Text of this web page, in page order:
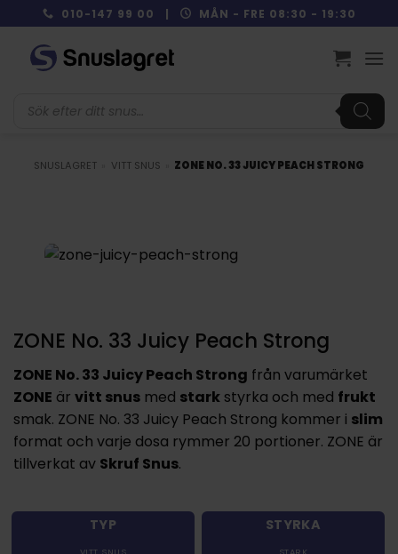
to
content
010-147 99 00 | MÅN - FRE 08:30 - 19:30
SNUSLAGRET VITT SNUS ZONE NO. 33 JUICY PEACH STRONG
ZONE No. 33 Juicy Peach Strong
ZONE No. 33 Juicy Peach Strong från varumärket
ZONE är vitt snus med stark styrka och med frukt
smak. ZONE No. 33 Juicy Peach Strong kommer i slim
format och varje dosa rymmer 20 portioner. ZONE är
tillverkat av Skruf Snus.
TYP STYRKA